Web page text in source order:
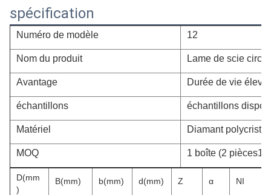
spécification
Numéro de modèle 12
Nom du produit Lame de scie
Avantage Durée de vie
échantillons échantillons
Matériel Diamant
MOQ 1 boîte (2 pièces1
D(mm
)
B(mm) b(mm) d(mm) Z α NI